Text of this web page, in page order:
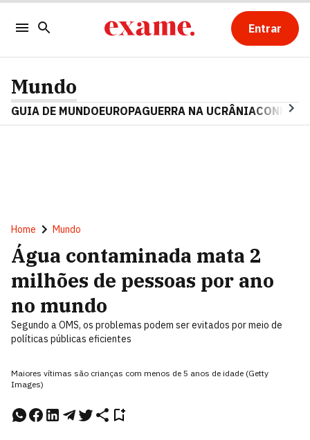
Entrar
Mundo
GUIA DE MUNDOEUROPAGUERRA NA UCRÂNIA
Home Mundo
Água contaminada mata 2
milhões de pessoas por ano
no mundo
Segundo a OMS, os problemas podem ser evitados por meio de
políticas públicas eficientes
Maiores vítimas são crianças com menos de 5 anos de idade (Getty
Images)